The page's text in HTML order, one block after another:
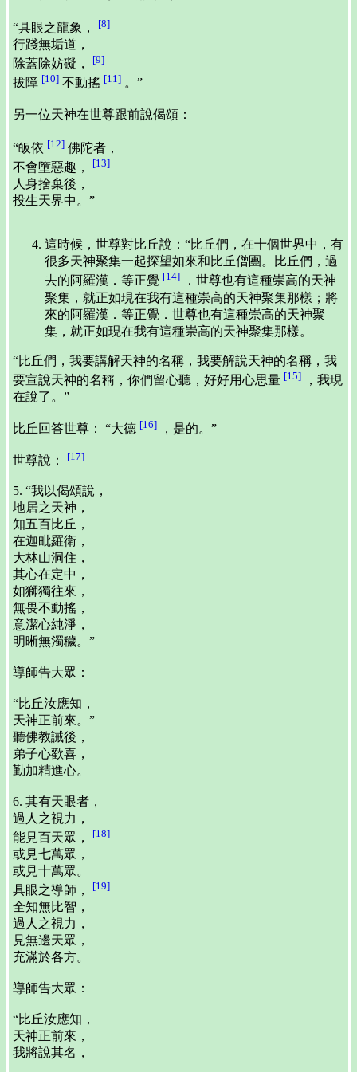
“具眼之龍象， [8]
行踐無垢道，
除蓋除妨礙，
[9]
拔障 [10] 不動搖 [11] 。”
另一位天神在世尊跟前說偈頌：
“皈依 [12] 佛陀者，
不會墮惡趣，
[13]
人身捨棄後，
投生天界中。”
這時候，世尊對比丘說：“比丘們，在十個世界中，有
很多天神聚集一起探望如來和比丘僧團。比丘們，過
去的阿羅漢．等正覺 [14] ．世尊也有這種崇高的天神
聚集，就正如現在我有這種崇高的天神聚集那樣；將
來的阿羅漢．等正覺．世尊也有這種崇高的天神聚
集，就正如現在我有這種崇高的天神聚集那樣。
“比丘們，我要講解天神的名稱，我要解說天神的名稱，我
要宣說天神的名稱，你們留心聽，好好用心思量 [15] ，我現
在說了。”
比丘回答世尊： “大德 [16] ，是的。”
世尊說： [17]
5. “我以偈頌說，
地居之天神，
知五百比丘，
在迦毗羅衛，
大林山洞住，
其心在定中，
如獅獨往來，
無畏不動搖，
意潔心純淨，
明晰無濁穢。”
導師告大眾：
“比丘汝應知，
天神正前來。”
聽佛教誡後，
弟子心歡喜，
勤加精進心。
6. 其有天眼者，
過人之視力，
能見百天眾，
[18]
或見七萬眾，
或見十萬眾。
具眼之導師，
[19]
全知無比智，
過人之視力，
見無邊天眾，
充滿於各方。
導師告大眾：
“比丘汝應知，
天神正前來，
我將說其名，